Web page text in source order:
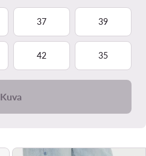
37 39
42 35
Kuva